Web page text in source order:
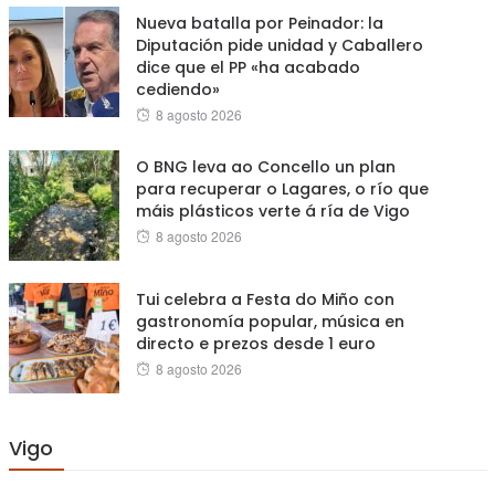
Nueva batalla por Peinador: la
Diputación pide unidad y Caballero
dice que el PP «ha acabado
cediendo»
Posted
8 agosto 2026
O BNG leva ao Concello un plan
para recuperar o Lagares, o río que
máis plásticos verte á ría de Vigo
Posted
8 agosto 2026
Tui celebra a Festa do Miño con
gastronomía popular, música en
directo e prezos desde 1 euro
Posted
8 agosto 2026
Vigo